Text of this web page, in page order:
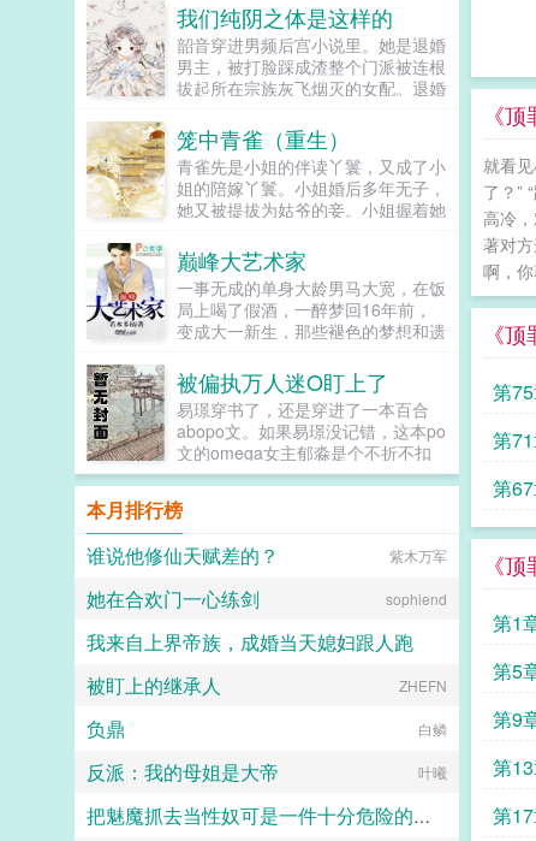
《
就看
了？”
高冷
著对
啊，
《
第
第
第
《
第1
第5
第9
了吧
第
带走
第
我们纯阴之体是这样的
韶音穿进男频后宫小说里。她是退婚
男主，被打脸踩成渣整个门派被连根
拔起所在宗族灰飞烟灭的女配。退婚
清白白的好汉一条，前程光明，未来
无限。但既然他这么记恨N多年后。
龙傲天男主我知道是我配不上你，但
我在你身边鞍前马后了五百年，饭给
你做，衣服给你买，天材地宝为你
笼中青雀（重生）
青雀先是小姐的伴读丫鬟，又成了小
姐的陪嫁丫鬟。小姐婚后多年无子，
她又被提拔为姑爷的妾。小姐握着她
就是我的孩子，我必不会亏待了你。
青雀信了。她先后生下一女一儿，都
养在小姐膝下。姑爷步步高升，先做
尚书，又做丞相，她的一双儿女日渐
长大，女儿如花貌美，儿子才学过
可女儿被送去和番儿子被打断双腿的
冬天，她也以嫉妒盗窃两重罪名，死
在一个寒冷的夜。青雀死不瞑目。她
想问一问她的小姐，她从小相伴，一
起长大的小姐分明情分承诺历历在
目，为什么这样待她？为什么这样待
她的孩子们？重来一回，她已经是姑
爷的侍妾，肚里才怀上女儿。上一世
醉眼看她目不转睛的楚王，此生依旧
抛却礼义廉耻，上了楚王的榻。...
巅峰大艺术家
一事无成的单身大龄男马大宽，在饭
局上喝了假酒，一醉梦回16年前，
变成大一新生，那些褪色的梦想和遗
家，做导演，收藏古玩字画，...
被偏执万人迷O盯上了
易璟穿书了，还是穿进了一本百合
abopo文。如果易璟没记错，这本po
文的omega女主郁淼是个不折不扣
的万人迷。所有见过郁淼的alpha都
无法克制对郁淼强取豪夺的冲动，即
使郁淼自己性格冷淡对那种事完全没
有兴趣，剧情也总会拐到那个方向，
而且每隔两三章会就换一批alpha，
璟见到了还没有经历过任何情节的郁
有些病弱，眼波迷蒙猫一样慵懒仿佛
人神魂颠倒。看着郁淼靠在窗边，衬
吞吐烟雾，易璟缓缓向写出郁淼的作
发疯，她看了也忍不住想喊姐姐请让
道未来会发生的所有事。那期间每一
本月排行榜
谁说他修仙天赋差的？
紫木万军
她在合欢门一心练剑 sophiend
我来自上界帝族，成婚当天媳妇跟人跑
社恐啊社恐
被盯上的继承人 ZHEFN
负鼎 白鳞
反派：我的母姐是大帝 叶曦
把魅魔抓去当性奴可是一件十分危险的事情呢~